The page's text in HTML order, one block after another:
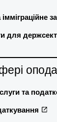
для
та